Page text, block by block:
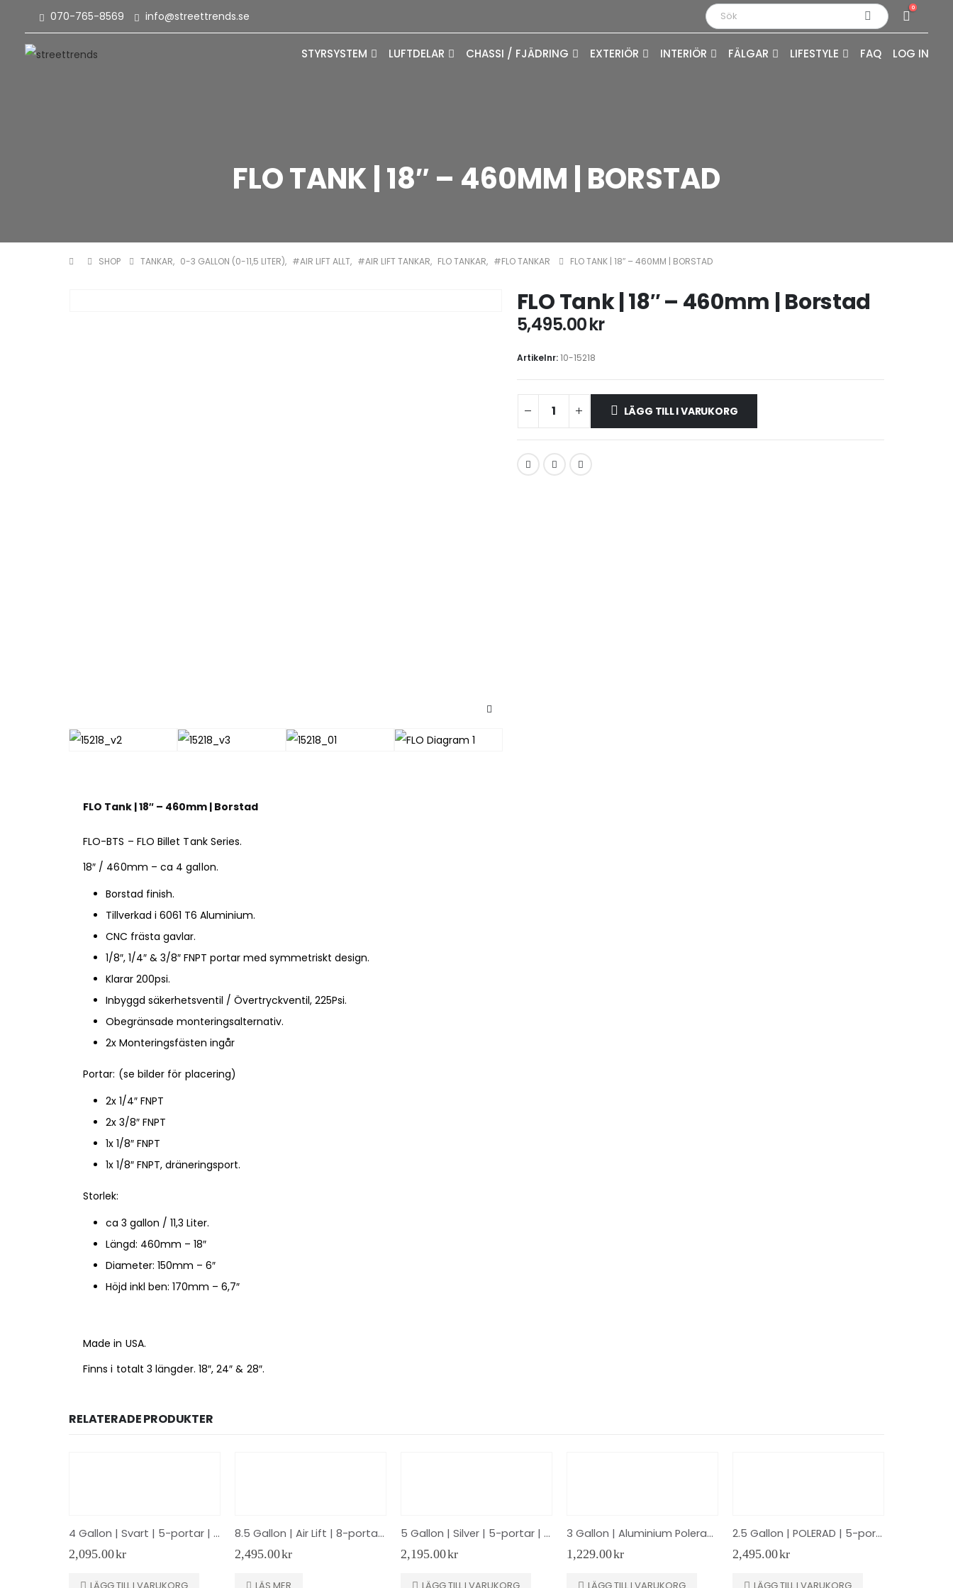
070-765-8569 info@streettrends.se
0
STYRSYSTEM LUFTDELAR CHASSI / FJÄDRING EXTERIÖR INTERIÖR FÄLGAR LIFESTYLE FAQ LOG IN
FLO TANK | 18″ – 460MM | BORSTAD
SHOP TANKAR, 0-3 GALLON (0-11,5 LITER), #AIR LIFT ALLT, #AIR LIFT TANKAR, FLO TANKAR, #FLO TANKAR FLO TANK | 18″ – 460MM | BORSTAD
FLO Tank | 18″ – 460mm | Borstad
5,495.00kr
Artikelnr:10-15218
LÄGG TILL I VARUKORG
FLO Tank | 18″ – 460mm | Borstad
FLO-BTS – FLO Billet Tank Series.
18″ / 460mm – ca 4 gallon.
Borstad finish.
Tillverkad i 6061 T6 Aluminium.
CNC frästa gavlar.
1/8″, 1/4″ & 3/8″ FNPT portar med symmetriskt design.
Klarar 200psi.
Inbyggd säkerhetsventil / Övertryckventil, 225Psi.
Obegränsade monteringsalternativ.
2x Monteringsfästen ingår
Portar: (se bilder för placering)
2x 1/4″ FNPT
2x 3/8″ FNPT
1x 1/8″ FNPT
1x 1/8″ FNPT, dräneringsport.
Storlek:
ca 3 gallon / 11,3 Liter.
Längd: 460mm – 18″
Diameter: 150mm – 6″
Höjd inkl ben: 170mm – 6,7″
Made in USA.
Finns i totalt 3 längder. 18″, 24″ & 28″.
RELATERADE PRODUKTER
4 Gallon | Svart | 5-portar | Streetec Tank2 EVO
2,095.00kr
8.5 Gallon | Air Lift | 8-portar | Svart
2,495.00kr
5 Gallon | Silver | 5-portar | Streetec Tankbomb2
2,195.00kr
3 Gallon | Aluminium Polerad | 5-portar
1,229.00kr
2.5 Gallon | POLERAD | 5-portar | Air Lift 12958
2,495.00kr